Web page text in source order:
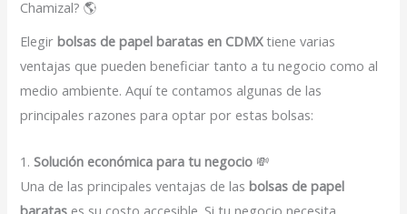
Chamizal? 🌎
Elegirbolsas de papel baratas en CDMXtiene varias
ventajas que pueden beneficiar tanto a tu negocio como al
medio ambiente. Aquí te contamos algunas de las
principales razones para optar por estas bolsas:
1.Solución económica para tu negocio 💸
Una de las principales ventajas de lasbolsas de papel
baratas es su costo accesible. Si tu negocio necesita